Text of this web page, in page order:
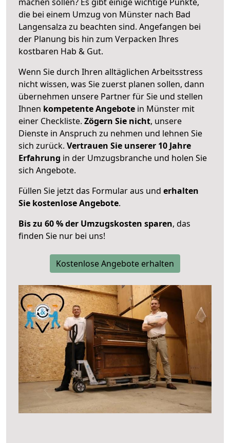
die bei einem Umzug von Münster nach Bad
Langensalza zu beachten sind. Angefangen bei
der Planung bis hin zum Verpacken Ihres
kostbaren Hab & Gut.
Wenn Sie durch Ihren alltäglichen Arbeitsstress
nicht wissen, was Sie zuerst planen sollen, dann
übernehmen unsere Partner für Sie und stellen
Ihnen kompetente Angebote in Münster mit
einer Checkliste. Zögern Sie nicht, unsere
Dienste in Anspruch zu nehmen und lehnen Sie
sich zurück. Vertrauen Sie unserer 10 Jahre
Erfahrung in der Umzugsbranche und holen Sie
sich Angebote.
Füllen Sie jetzt das Formular aus und erhalten
Sie kostenlose Angebote.
Bis zu 60 % der Umzugskosten sparen, das
finden Sie nur bei uns!
Kostenlose Angebote erhalten